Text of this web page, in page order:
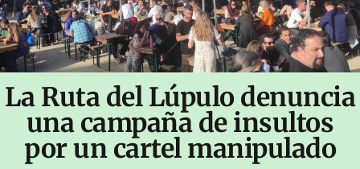
La Ruta del Lúpulo denuncia
una campaña de insultos
por un cartel manipulado